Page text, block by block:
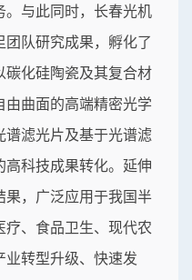
。与此同时，长春光机
队研究成果，孵化了
碳化硅陶瓷及其复合材
由曲面的高端精密光学
谱滤光片及基于光谱滤
高科技成果转化。延伸
果，广泛应用于我国半
疗、食品卫生、现代农
业转型升级、快速发